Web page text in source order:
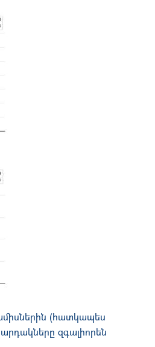
ամիսներին (հատկապես
զգալիորեն